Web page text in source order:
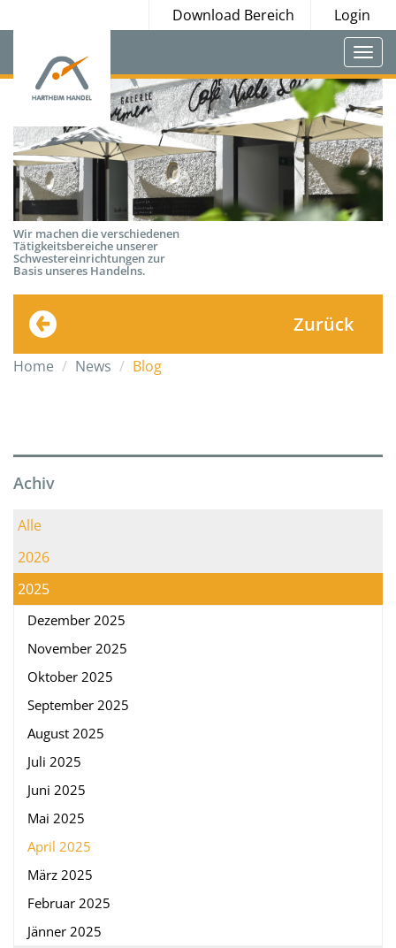
Download Bereich Login
Wir machen die verschiedenen
Tätigkeitsbereiche unserer
Schwestereinrichtungen zur
Basis unseres Handelns.
Zurück
Home News Blog
Achiv
Alle
2026
2025
Dezember 2025
November 2025
Oktober 2025
September 2025
August 2025
Juli 2025
Juni 2025
Mai 2025
April 2025
März 2025
Februar 2025
Jänner 2025